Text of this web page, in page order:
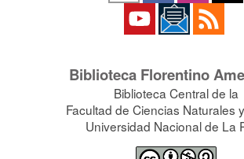
Biblioteca Florentino
Biblioteca Central de la
Facultad de Ciencias Naturales
Universidad Nacional de La